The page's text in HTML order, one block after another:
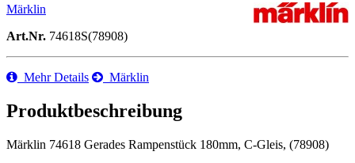
Märklin
Art.Nr. 74618S(78908)
Mehr Details Märklin
Produktbeschreibung
Märklin 74618 Gerades Rampenstück 180mm, C-Gleis, (78908)